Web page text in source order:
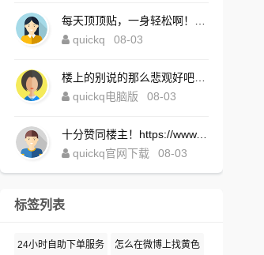
quickq
08-03
quickq电脑版
08-03
十分赞同楼主！https://www.quickqxi.com/
quickq官网下载
08-03
标签列表
24小时自助下单服务 怎么在微博上找黄色